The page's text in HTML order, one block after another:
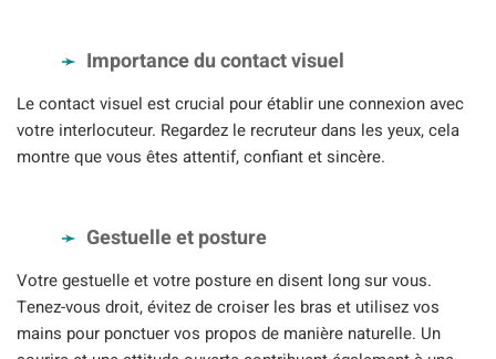
Importance du contact visuel
Le contact visuel est crucial pour établir une connexion avec
votre interlocuteur. Regardez le recruteur dans les yeux, cela
montre que vous êtes attentif, confiant et sincère.
Gestuelle et posture
Votre gestuelle et votre posture en disent long sur vous.
Tenez-vous droit, évitez de croiser les bras et utilisez vos
mains pour ponctuer vos propos de manière naturelle. Un